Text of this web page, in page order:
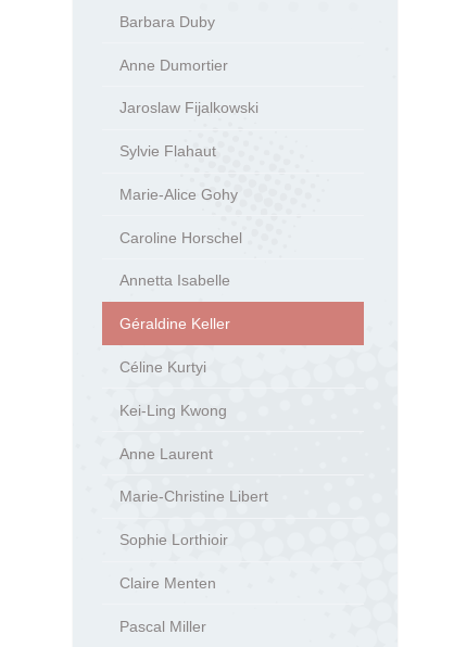
Barbara Duby
Anne Dumortier
Jaroslaw Fijalkowski
Sylvie Flahaut
Marie-Alice Gohy
Caroline Horschel
Annetta Isabelle
Géraldine Keller
Céline Kurtyi
Kei-Ling Kwong
Anne Laurent
Marie-Christine Libert
Sophie Lorthioir
Claire Menten
Pascal Miller